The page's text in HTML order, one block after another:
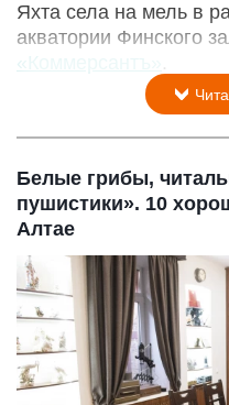
Яхта села на мель в
акватории Финского
«Коммерсантъ»
Белые грибы,
пушистики». 10
Алтае